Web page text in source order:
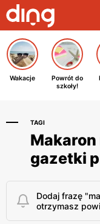
Wakacje
Powrót do
szkoły!
TAGI
gazetki
Dodaj frazę
otrzymasz